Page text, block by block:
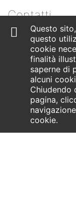
Questo
questo
cookie
finalità
saperne di
alcuni
Chiudendo
pagina,
cookie.
Contatti
Dove siamo
Newsletter
Facebook
Instagram
INFORMATIVA ex